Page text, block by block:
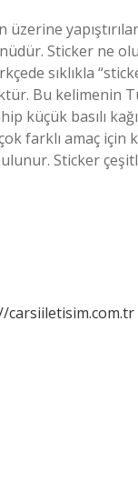
Sticker ne
sıklıkla
Bu kelimenin
küçük basılı
farklı amaç için
Sticker
carsiiletisim.com.tr